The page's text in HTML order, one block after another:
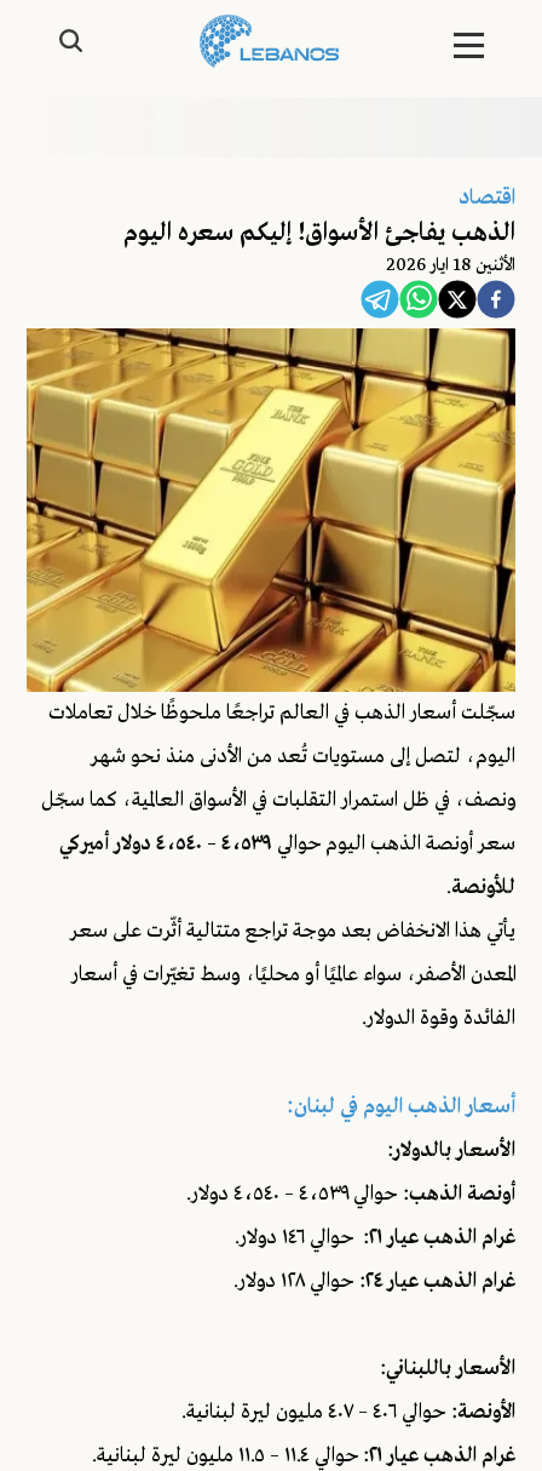
اقتصاد
الذهب يفاجئ الأسواق! إليكم سعره اليوم
اﻷثنين 18 ايار 2026
سجّلت أسعار الذهب في العالم تراجعًا ملحوظًا خلال تعاملات
اليوم، لتصل إلى مستويات تُعد من الأدنى منذ نحو شهر
ونصف، في ظل استمرار التقلبات في الأسواق العالمية، كما سجّل
سعر أونصة الذهب اليوم حوالي
٤٬٥٣٩ – ٤٬٥٤٠ دولار أميركي
للأونصة.
يأتي هذا الانخفاض بعد موجة تراجع متتالية أثّرت على سعر
المعدن الأصفر، سواء عالميًا أو محليًا، وسط تغيّرات في أسعار
الفائدة وقوة الدولار.
أسعار الذهب اليوم في لبنان:
الأسعار بالدولار:
أونصة الذهب: حوالي ٤٬٥٣٩ – ٤٬٥٤٠ دولار.
غرام الذهب عيار ٢١:
حوالي ١٤٦ دولار.
غرام الذهب عيار ٢٤:
حوالي ١٢٨ دولار.
الأسعار باللبناني:
الأونصة: حوالي ٤٠٦ – ٤٠٧ مليون ليرة لبنانية.
غرام الذهب عيار ٢١:
حوالي ١١.٤ – ١١.٥ مليون ليرة لبنانية.